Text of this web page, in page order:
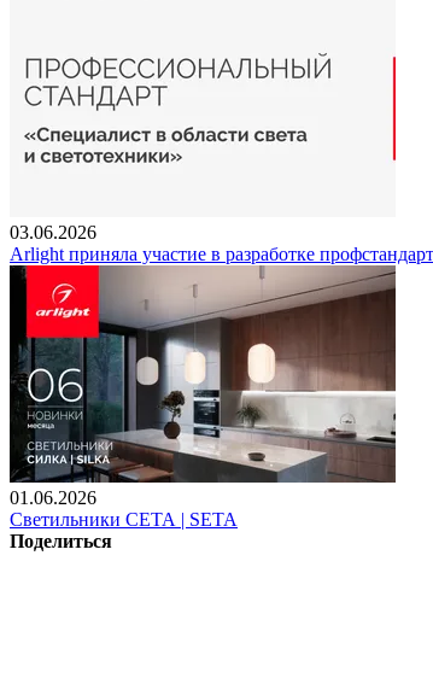
03.06.2026
Arlight приняла участие в разработке
01.06.2026
Светильники СЕТА | SETA
Поделиться